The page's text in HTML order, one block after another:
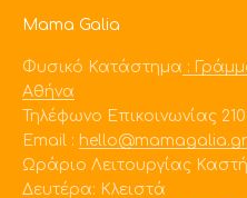
Mama Galia
Φυσικό Κατάστημα :
Αθήνα
Τηλέφωνο Επικοινωνίας
Εmail : hello@mamagalia.gr
Ωράριο Λειτουργίας
Δευτέρα: Κλειστά